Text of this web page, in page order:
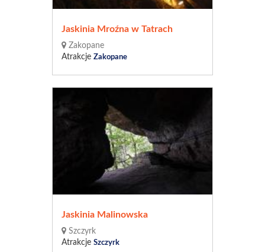
Jaskinia Mroźna w Tatrach
Zakopane
Atrakcje Zakopane
Jaskinia Malinowska
Szczyrk
Atrakcje Szczyrk